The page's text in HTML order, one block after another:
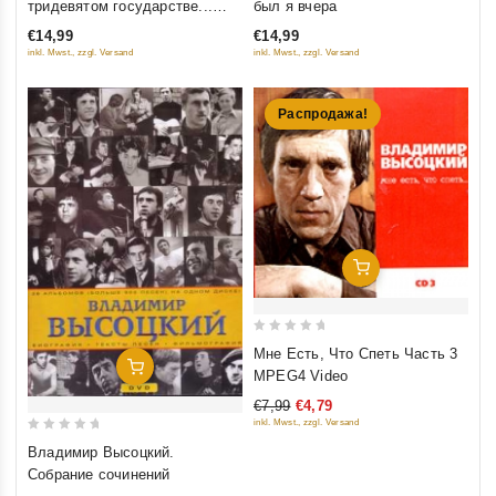
5
тридевятом государстве...
(Новое звучание)
€14,99
inkl. Mwst., zzgl. Versand
5
был я вчера
€14,99
inkl. Mwst., zzgl. Versand
Добавить В Корзину
Владимир Высоцкий.
Собрание сочинений
Распродажа!
Добавить В Корзину
5
Мне Есть, Что Спеть Часть 3
MPEG4 Video
€7,99 €4,79
inkl. Mwst., zzgl. Versand